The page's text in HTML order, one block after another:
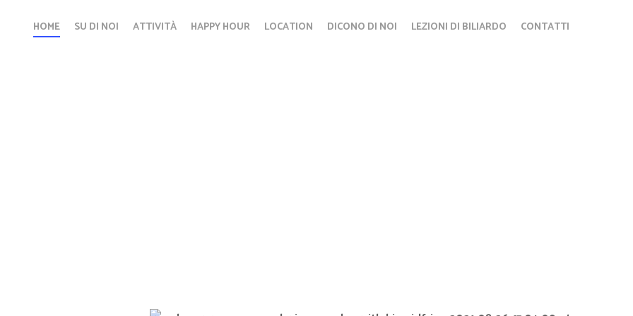
HOME SU DI NOI ATTIVITÀ HAPPY HOUR LOCATION DICONO DI NOI LEZIONI DI BILIARDO CONTATTI